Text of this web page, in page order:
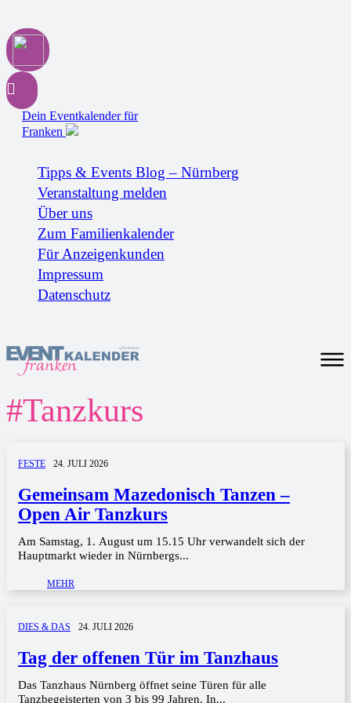
Dein Eventkalender für
Franken
Tipps & Events Blog – Nürnberg
Veranstaltung melden
Über uns
Zum Familienkalender
Für Anzeigenkunden
Impressum
Datenschutz
#Tanzkurs
FESTE 24. JULI 2026
Gemeinsam Mazedonisch Tanzen –
Open Air Tanzkurs
Am Samstag, 1. August um 15.15 Uhr verwandelt sich der
Hauptmarkt wieder in Nürnbergs...
MEHR
DIES & DAS 24. JULI 2026
Tag der offenen Tür im Tanzhaus
Das Tanzhaus Nürnberg öffnet seine Türen für alle
Tanzbegeisterten von 3 bis 99 Jahren. In...